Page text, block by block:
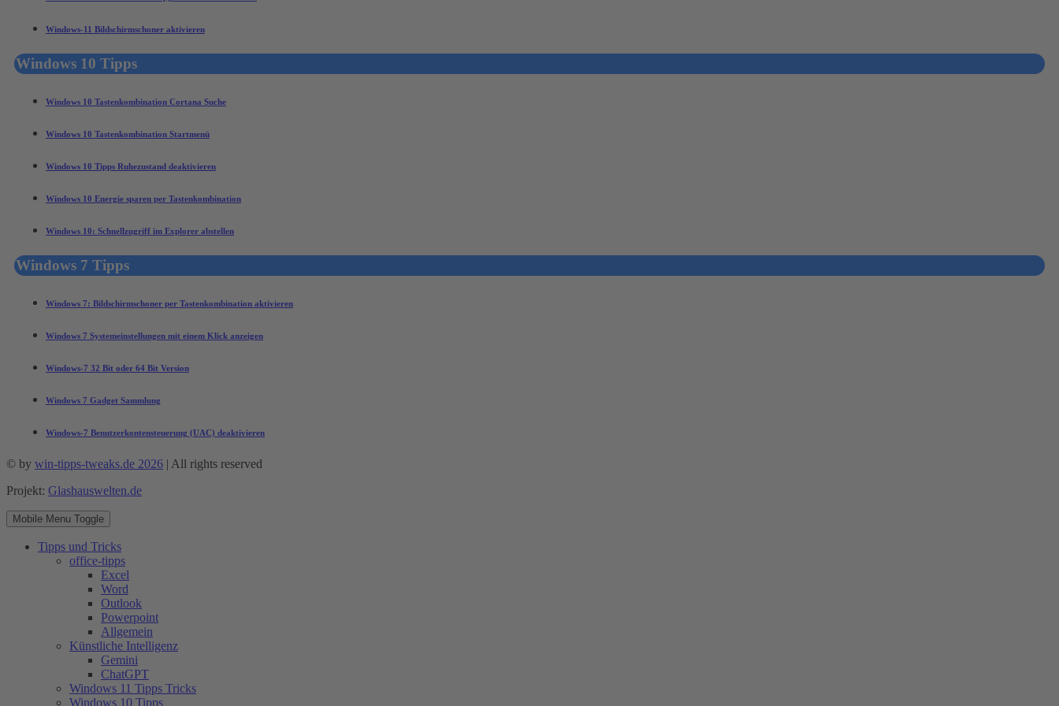
Windows-11 Bildschirmschoner aktivieren
Windows 10 Tipps
Windows 10 Tastenkombination Cortana Suche
Windows 10 Tastenkombination Startmenü
Windows 10 Tipps Ruhezustand deaktivieren
Windows 10 Energie sparen per Tastenkombination
Windows 10: Schnellzugriff im Explorer abstellen
Windows 7 Tipps
Windows 7: Bildschirmschoner per Tastenkombination aktivieren
Windows 7 Systemeinstellungen mit einem Klick anzeigen
Windows-7 32 Bit oder 64 Bit Version
Windows 7 Gadget Sammlung
Windows-7 Benutzerkontensteuerung (UAC) deaktivieren
© by win-tipps-tweaks.de 2026 | All rights reserved
Projekt: Glashauswelten.de
Mobile Menu Toggle
Tipps und Tricks
office-tipps
Excel
Word
Outlook
Powerpoint
Allgemein
Künstliche Intelligenz
Gemini
ChatGPT
Windows 11 Tipps Tricks
Windows 10 Tipps